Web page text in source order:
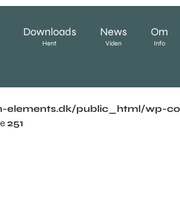
Downloads
Hent
News
Viden
Om
Info
elements.dk/public_html/wp-
251